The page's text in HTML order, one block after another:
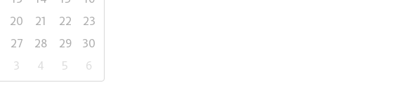
20 21 22
23
27 28 29
30
3 4 5 6